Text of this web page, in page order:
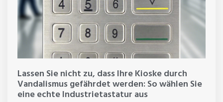
Lassen Sie nicht zu, dass Ihre Kioske durch
Vandalismus gefährdet werden: So wählen Sie
eine echte Industrietastatur aus